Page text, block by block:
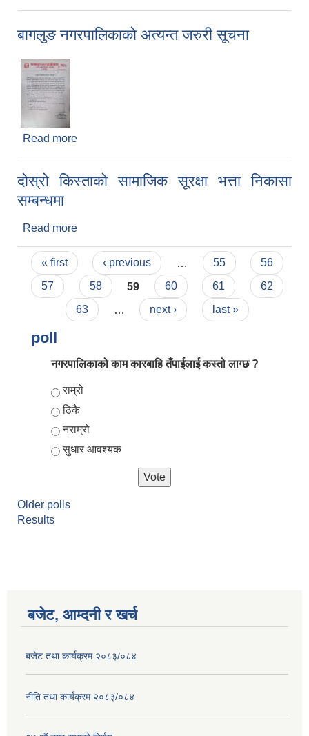
बागलुङ नगरपालिकाको अत्यन्त जरुरी सूचना
Read more
दोस्रो किस्ताको सामाजिक सूरक्षा भत्ता निकासा
सम्बन्धमा
Read more
Pages
« first ‹ previous 55
56
57
58 59 60 61
62
63
next › last »
poll
नगरपालिकाको काम कारबाहि तँपाईलाई कस्तो लाग्छ ?
Choices
राम्रो
ठिकै
नराम्रो
सुधार आवश्यक
Older polls
Results
बजेट, आम्दनी र खर्च
बजेट तथा कार्यक्रम २०८३/०८४
नीति तथा कार्यक्रम २०८३/०८४